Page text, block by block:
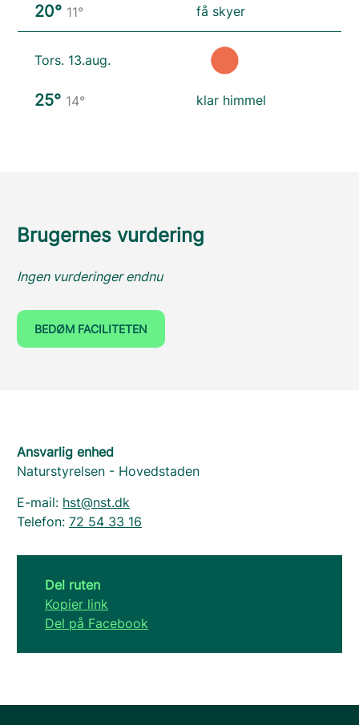
20° 11° få skyer
Tors. 13.aug.
25° 14° klar himmel
Brugernes vurdering
Ingen vurderinger endnu
BEDØM FACILITETEN
Ansvarlig enhed
Naturstyrelsen - Hovedstaden
E-mail: hst@nst.dk
Telefon: 72 54 33 16
Del ruten
Kopier link
Del på Facebook